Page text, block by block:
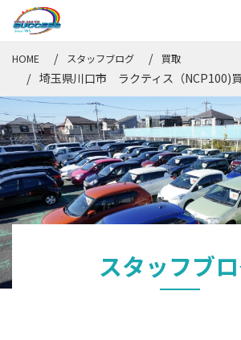
HOME スタッフブログ 買取
埼玉県川口市 ラクティス（NCP100)
スタッフブ